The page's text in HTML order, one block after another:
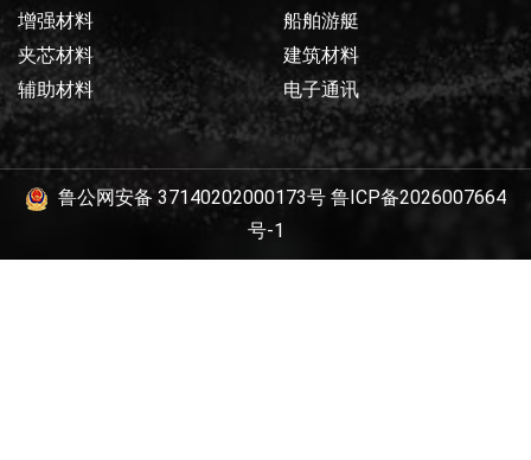
增强材料
夹芯材料
辅助材料
船舶游艇
建筑材料
电子通讯
鲁公网安备 37140202000173号 鲁ICP备2026007664
号-1